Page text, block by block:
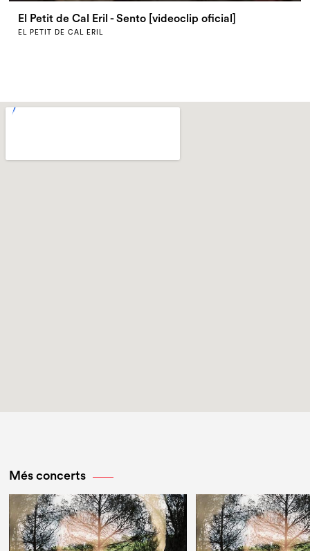
El Petit de Cal Eril - Sento [videoclip oficial]
EL PETIT DE CAL ERIL
Més concerts